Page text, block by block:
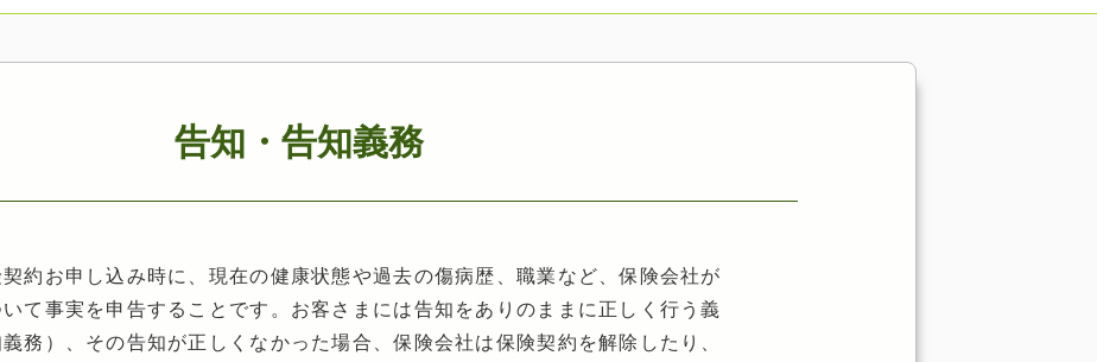
告知・告知義務
約お申し込み時に、現在の健康状態や過去の傷病歴、職業など、保険会社が
て事実を申告することです。お客さまには告知をありのままに正しく行う義
務）、その告知が正しくなかった場合、保険会社は保険契約を解除したり、